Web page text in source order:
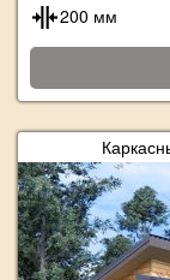
200 мм